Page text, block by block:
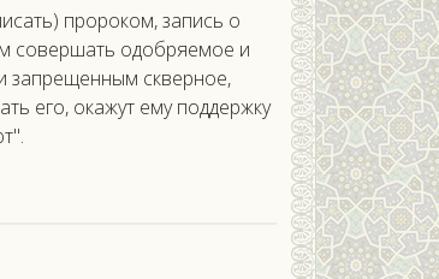
пророком, запись о
совершать одобряемое и
запрещенным скверное,
его, окажут ему поддержку